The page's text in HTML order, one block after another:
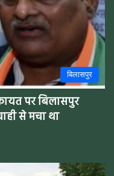
बिलासपुर
पर बिलासपुर
से मचा था